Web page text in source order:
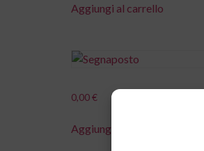
Aggiungi al carrello
0,00€
Aggiungi al carrello